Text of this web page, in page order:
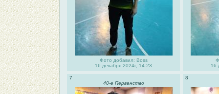
Фото добавил: Boss
16 декабря 2024г, 14:23
16
7
40-е Первенство
8